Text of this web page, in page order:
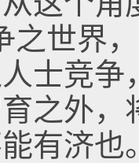
之世界
士竞
之外
有济也